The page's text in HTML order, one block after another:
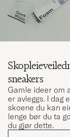
sneakers
Gamle ideer om
er avleggs. I dag
skoene du kan
lenge bør du ta
du gjør dette.